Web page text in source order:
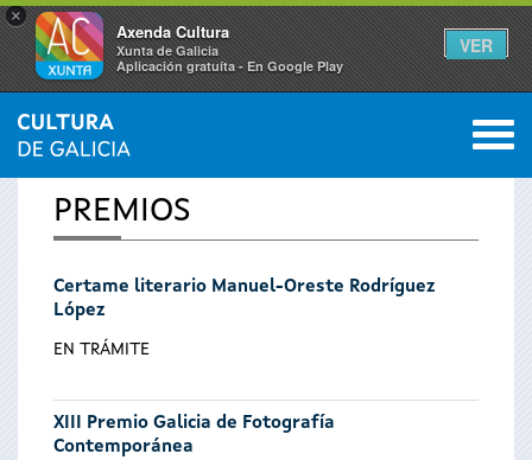
×
Axenda Cultura
Xunta de Galicia
Aplicación gratuíta - En Google Play
VER
Vostede
está
aquí
INICIO 0
PREMIOS
Certame literario Manuel-Oreste Rodríguez
López
EN TRÁMITE
XIII Premio Galicia de Fotografía
Contemporánea